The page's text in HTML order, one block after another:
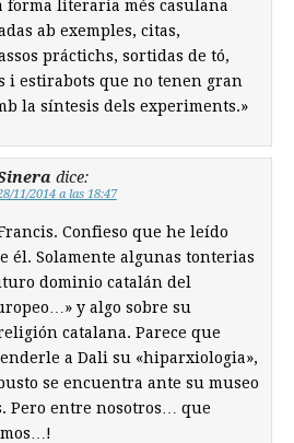
forma literaria més casulana
ab exemples, citas,
práctichs, sortidas de tó,
i estirabots que no tenen gran
la síntesis dels experiments.»
dice:
11/2014 a las 18:47
Confieso que he leído
él. Solamente algunas tonterias
dominio catalán del
y algo sobre su
catalana. Parece que
a Dali su «hiparxiologia»,
se encuentra ante su museo
Pero entre nosotros… que